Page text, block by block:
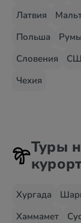
Латвия
Польша
Словения
Чехия
Туры
Хургада
Хаммамет